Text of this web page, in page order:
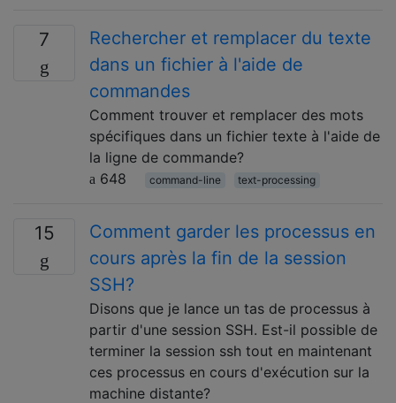
7
Rechercher et remplacer du texte
dans un fichier à l'aide de
commandes
Comment trouver et remplacer des mots
spécifiques dans un fichier texte à l'aide de
la ligne de commande?
648
command-line text-processing
15
Comment garder les processus en
cours après la fin de la session
SSH?
Disons que je lance un tas de processus à
partir d'une session SSH. Est-il possible de
terminer la session ssh tout en maintenant
ces processus en cours d'exécution sur la
machine distante?